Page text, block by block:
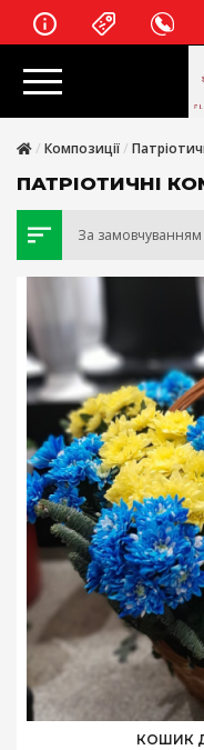
Композиції
ПАТРІОТИЧНІ
КОШИК